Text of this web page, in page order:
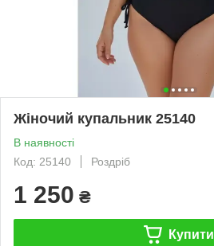
Жіночий купальник 25140
В наявності
Код: 25140
Роздріб
1 250 ₴
Купити